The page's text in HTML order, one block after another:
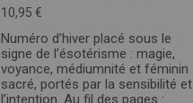
10,95 €
Numéro d’hiver placé sous le
signe de l’ésotérisme : magie,
voyance, médiumnité et féminin
sacré, portés par la sensibilité et
l’intention. Au fil des pages :